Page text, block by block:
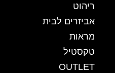
ריהוט
אביזרים לבית
מראות
טקסטיל
OUTLET